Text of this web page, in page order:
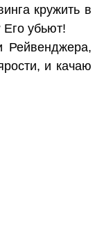
кружить в
Его убьют!
Рейвенджера,
и качаю